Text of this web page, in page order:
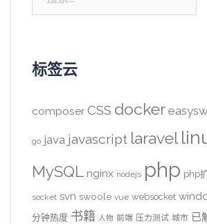
索：
标签云
composer CSS docker
go java javascript laravel
MySQL nginx nodejs php php
socket svn swoole vue websocket
分钟热度 书籍 人物 前端 压力测试 城市 已